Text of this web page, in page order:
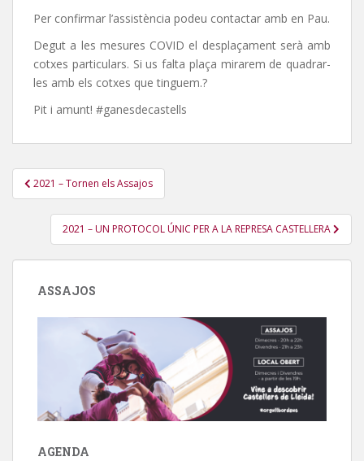
Per confirmar l’assistència podeu contactar amb en Pau.
Degut a les mesures COVID el desplaçament serà amb
cotxes particulars. Si us falta plaça mirarem de quadrar-
les amb els cotxes que tinguem.?
Pit i amunt! #ganesdecastells
Navegació
d'entrades
2021 – Tornen els Assajos
2021 – UN PROTOCOL ÚNIC PER A LA REPRESA CASTELLERA
ASSAJOS
AGENDA